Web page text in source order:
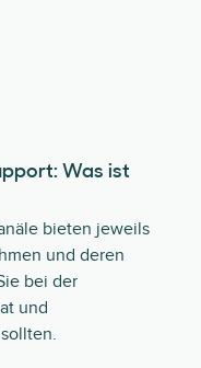
Was ist
bieten jeweils
und deren
bei der
und